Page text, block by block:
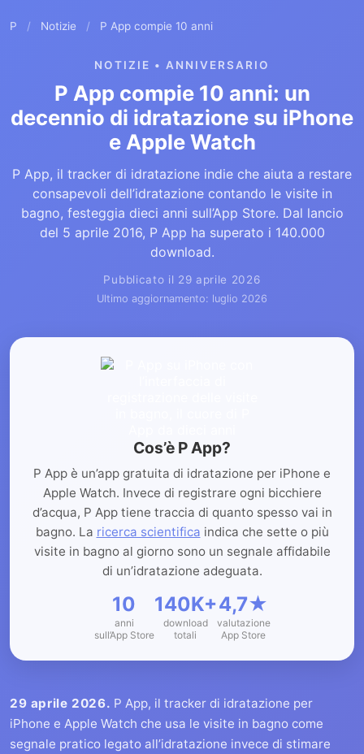
P / Notizie / P App compie 10 anni
NOTIZIE • ANNIVERSARIO
P App compie 10 anni: un
decennio di idratazione su iPhone
e Apple Watch
P App, il tracker di idratazione indie che aiuta a restare
consapevoli dell’idratazione contando le visite in
bagno, festeggia dieci anni sull’App Store. Dal lancio
del 5 aprile 2016, P App ha superato i 140.000
download.
Pubblicato il 29 aprile 2026
Ultimo aggiornamento: luglio 2026
Cos’è P App?
P App è un’app gratuita di idratazione per iPhone e
Apple Watch. Invece di registrare ogni bicchiere
d’acqua, P App tiene traccia di quanto spesso vai in
bagno. La ricerca scientifica indica che sette o più
visite in bagno al giorno sono un segnale affidabile
di un’idratazione adeguata.
10
anni
sull’App Store
140K+
download
totali
4,7★
valutazione
App Store
29 aprile 2026. P App, il tracker di idratazione per
iPhone e Apple Watch che usa le visite in bagno come
segnale pratico legato all’idratazione invece di stimare